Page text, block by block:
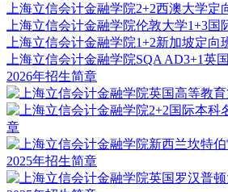
上海立信会计金融学院2+2西澳大学定
上海立信会计金融学院伦敦大学1+3国
上海立信会计金融学院1+2新加坡定向
上海立信会计金融学院SQA AD3+1英
2026年招生简章